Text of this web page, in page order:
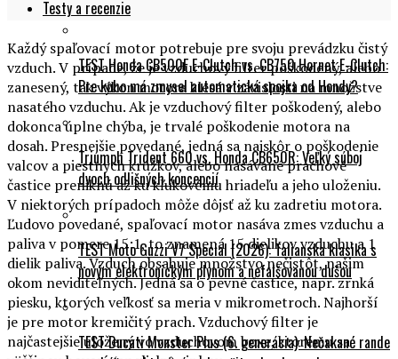
TEST Honda CB500F E-Clutch vs. CB750 Hornet E-Clutch:
Pre koho má zmysel automatická spojka od Hondy?
Triumph Trident 660 vs. Honda CB650R: Veľký súboj
dvoch odlišných koncepcií
TEST Moto Guzzi V7 Special (2026): Talianska klasika s
novým elektronickým plynom a nefalšovanou dušou
TEST Ducati Monster Plus (6. generácia): Nečakané rande
s naháčom, ktorý vám okamžite ukradne srdce
Každý spaľovací motor potrebuje pre svoju prevádzku čistý
vzduch. V prípade, že je vzduchový filter poškodený, alebo
zanesený, tak výkon motora klesá v závislosti na množstve
nasatého vzduchu. Ak je vzduchový filter poškodený, alebo
dokonca úplne chýba, je trvalé poškodenie motora na
dosah. Presnejšie povedané, jedná sa najskôr o poškodenie
valcov a piestnych krúžkov, alebo nasávané prachové
častice preniknú až ku kľukovému hriadeľu a jeho uloženiu.
V niektorých prípadoch môže dôjsť až ku zadretiu motora.
Ľudovo povedané, spaľovací motor nasáva zmes vzduchu a
paliva v pomere 15:1, to znamená 15 dielikov vzduchu a 1
dielik paliva. Vzduch obsahuje množstvo nečistôt, našim
okom neviditeľných. Jedná sa o pevné častice, napr. zrnká
piesku, ktorých veľkosť sa meria v mikrometroch. Najhorší
je pre motor kremičitý prach. Vzduchový filter je
najčastejšie uložený vo vzduchovom boxe, ktorému sa
väčšinou hovorí (anglicky) air box.